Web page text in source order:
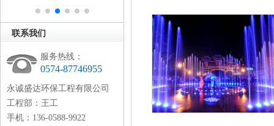
联系我们
服务热线：
0574-87746955
永诚盛达环保工程有限公司
工程部：王工
手机：136-0588-9922